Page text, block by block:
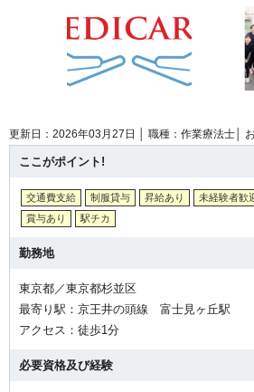
更新日：2026年03月27日 │ 職種：作業療法士│
ここがポイント!
交通費支給 制服貸与 昇給あり 未経験者歓
賞与あり
駅チカ
勤務地
東京都／東京都杉並区
最寄り駅：京王井の頭線 富士見ヶ丘駅
アクセス：徒歩1分
必要資格及び経験